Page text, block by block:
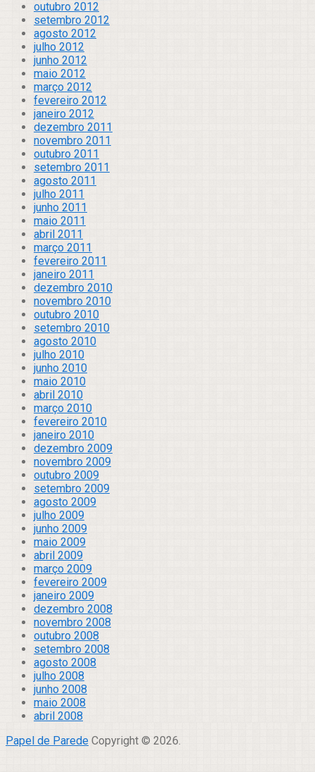
outubro 2012
setembro 2012
agosto 2012
julho 2012
junho 2012
maio 2012
março 2012
fevereiro 2012
janeiro 2012
dezembro 2011
novembro 2011
outubro 2011
setembro 2011
agosto 2011
julho 2011
junho 2011
maio 2011
abril 2011
março 2011
fevereiro 2011
janeiro 2011
dezembro 2010
novembro 2010
outubro 2010
setembro 2010
agosto 2010
julho 2010
junho 2010
maio 2010
abril 2010
março 2010
fevereiro 2010
janeiro 2010
dezembro 2009
novembro 2009
outubro 2009
setembro 2009
agosto 2009
julho 2009
junho 2009
maio 2009
abril 2009
março 2009
fevereiro 2009
janeiro 2009
dezembro 2008
novembro 2008
outubro 2008
setembro 2008
agosto 2008
julho 2008
junho 2008
maio 2008
abril 2008
Papel de Parede Copyright © 2026.